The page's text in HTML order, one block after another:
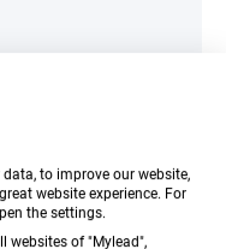
to improve our website,
website experience. For
the settings.
websites of "Mylead",